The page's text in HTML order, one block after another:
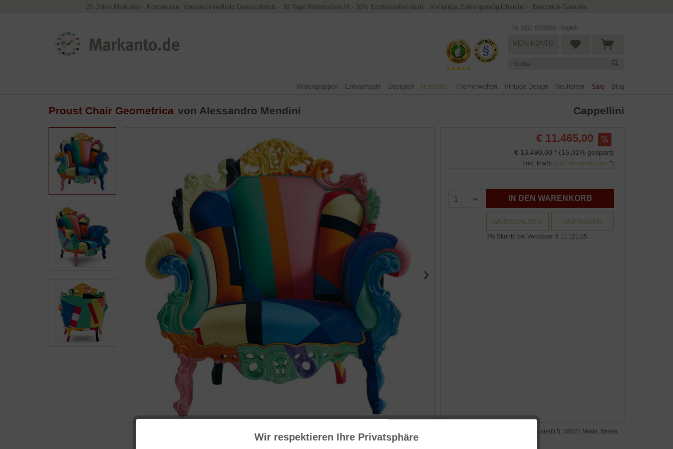
25 Jahre Markanto · Kostenloser Versand innerhalb Deutschlands · 30 Tage Widerrufsrecht · 10% Erstbestellerrabatt · Vielfältige Zahlungsmöglichkeiten · Bestprice-Garantie
Tel. 0221 9723920 English
MEIN KONTO
Warengruppen Entwurfsjahr Designer Hersteller Themenwelten Vintage Design Neuheiten Sale Blog
Proust Chair Geometrica von Alessandro Mendini Cappellini
€ 11.465,00
€ 13.490,00 * (15,01% gespart)
(inkl. MwSt. inkl. Versandkosten *)
IN DEN WARENKORB
WUNSCHLISTE ANFRAGEN
3% Skonto bei Vorkasse: € 11.121,05
Hersteller: Cap Design S.p.A., Via Busnelli 5, 20821 Meda, Italien,
Wir respektieren Ihre Privatsphäre